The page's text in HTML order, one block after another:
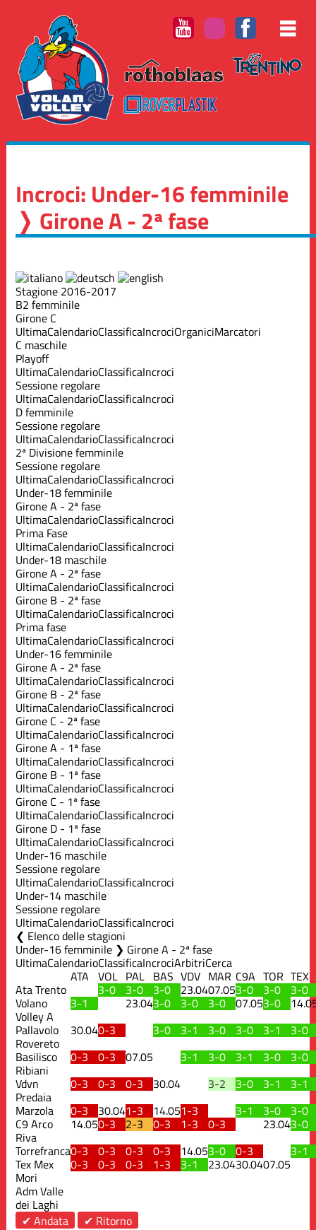
Incroci: Under-16 femminile
❭ Girone A - 2ª fase
Stagione 2016-2017
B2 femminile
Girone C
UltimaCalendarioClassificaIncrociOrganiciMarcatori
C maschile
Playoff
UltimaCalendarioClassificaIncroci
Sessione regolare
UltimaCalendarioClassificaIncroci
D femminile
Sessione regolare
UltimaCalendarioClassificaIncroci
2ª Divisione femminile
Sessione regolare
UltimaCalendarioClassificaIncroci
Under-18 femminile
Girone A - 2ª fase
UltimaCalendarioClassificaIncroci
Prima Fase
UltimaCalendarioClassificaIncroci
Under-18 maschile
Girone A - 2ª fase
UltimaCalendarioClassificaIncroci
Girone B - 2ª fase
UltimaCalendarioClassificaIncroci
Prima fase
UltimaCalendarioClassificaIncroci
Under-16 femminile
Girone A - 2ª fase
UltimaCalendarioClassificaIncroci
Girone B - 2ª fase
UltimaCalendarioClassificaIncroci
Girone C - 2ª fase
UltimaCalendarioClassificaIncroci
Girone A - 1ª fase
UltimaCalendarioClassificaIncroci
Girone B - 1ª fase
UltimaCalendarioClassificaIncroci
Girone C - 1ª fase
UltimaCalendarioClassificaIncroci
Girone D - 1ª fase
UltimaCalendarioClassificaIncroci
Under-16 maschile
Sessione regolare
UltimaCalendarioClassificaIncroci
Under-14 maschile
Sessione regolare
UltimaCalendarioClassificaIncroci
Elenco delle stagioni
Under-16 femminile ❯ Girone A - 2ª fase
UltimaCalendarioClassificaIncrociArbitriCerca
ATA VOL PAL BAS VDV MAR C9A TOR TEX
Ata Trento 3-0 3-0 3-0 23.0407.053-0 3-0 3-0
Volano
Volley A
3-1 23.043-0 3-0 3-0 07.053-0
Pallavolo
Rovereto
30.040-3 3-0 3-1 3-0 3-0 3-1
3-0
Basilisco
Ribiani
0-3 0-3 07.05 3-1 3-0 3-1 3-0
3-0
Vdvn
Predaia
0-3 0-3 0-3 30.04 3-2 3-0 3-1
3-1
Marzola
0-3 30.041-3 14.051-3 3-1 3-0 3-0
C9 Arco
Riva
14.050-3 2-3 0-3 1-3 0-3 23.043-0
Torrefranca0-3 0-3 0-3 0-3 14.053-0 0-3 3-1
Tex Mex
Mori
0-3 0-3 0-3 1-3 3-1 23.0430.0407.05
Adm Valle
dei Laghi
✔ Andata
✔ Ritorno